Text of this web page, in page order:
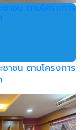
ชาชน ตามโครงการ
ชาชน ตามโครงการ